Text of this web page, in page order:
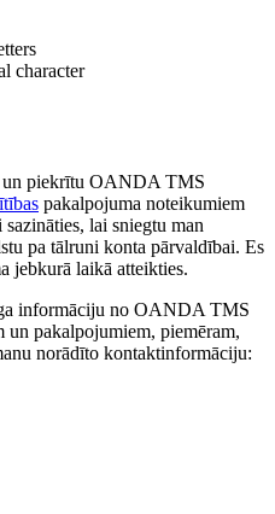
character
un piekrītu OANDA TMS
pakalpojuma noteikumiem
lai sniegtu man
pa tālruni konta pārvaldībai. Es
jebkurā laikā atteikties.
informāciju no OANDA TMS
pakalpojumiem, piemēram,
norādīto kontaktinformāciju: